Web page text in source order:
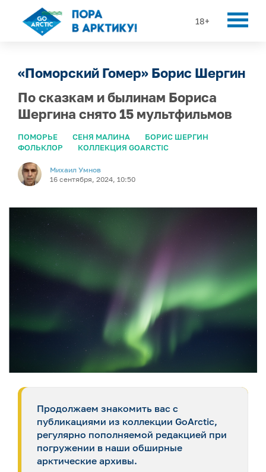
18+
«Поморский Гомер» Борис Шергин
По сказкам и былинам Бориса
Шергина снято 15 мультфильмов
ПОМОРЬЕ СЕНЯ МАЛИНА
БОРИС ШЕРГИН
ФОЛЬКЛОР
КОЛЛЕКЦИЯ GOARCTIC
Михаил Умнов
16 сентября, 2024, 10:50
Продолжаем знакомить вас с
публикациями из коллекции GoArctic,
регулярно пополняемой редакцией при
погружении в наши обширные
арктические архивы.